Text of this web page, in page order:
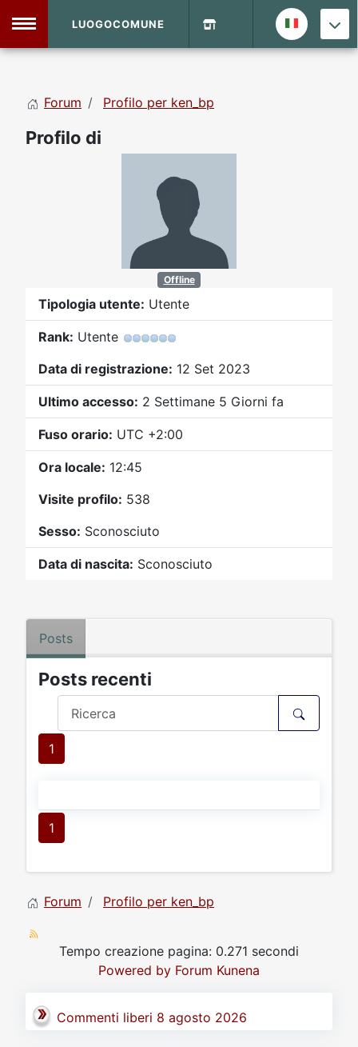
Forum
LUOGOCOMUNE
Forum Profilo per ken_bp
Profilo di
Offline
Tipologia utente: Utente
Rank: Utente
Data di registrazione: 12 Set 2023
Ultimo accesso: 2 Settimane 5 Giorni fa
Fuso orario: UTC +2:00
Ora locale: 12:45
Visite profilo: 538
Sesso: Sconosciuto
Data di nascita: Sconosciuto
Posts
Posts recenti
1
1
Forum Profilo per ken_bp
Tempo creazione pagina: 0.271 secondi
Powered by Forum Kunena
Commenti liberi 8 agosto 2026